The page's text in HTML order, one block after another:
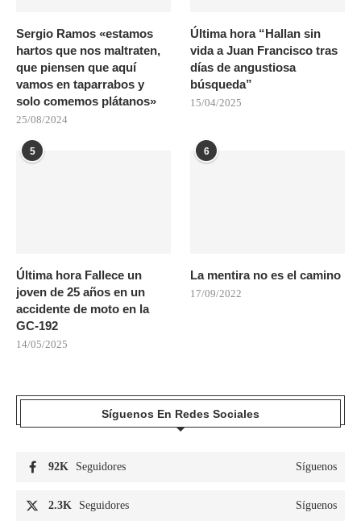
Sergio Ramos «estamos
hartos que nos maltraten,
que piensen que aquí
vamos en taparrabos y
solo comemos plátanos»
25/08/2024
Última hora “Hallan sin
vida a Juan Francisco tras
días de angustiosa
búsqueda”
15/04/2025
5
Última hora Fallece un
joven de 25 años en un
accidente de moto en la
GC-192
14/05/2025
6
La mentira no es el camino
17/09/2022
Síguenos En Redes Sociales
92K Seguidores Síguenos
2.3K Seguidores Síguenos